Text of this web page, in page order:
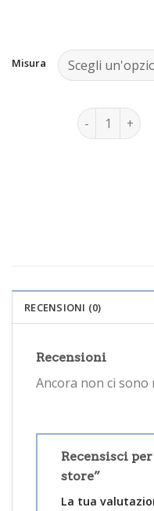
Misura
jordan 4
RECENSIONI (0)
Recensioni
Ancora non ci sono
Recensisci
store”
La tua